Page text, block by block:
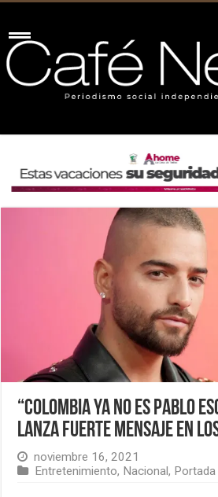
“Colombia ya no es Pablo
lanza fuerte mensaje en los
noviembre 16, 2021
Entretenimiento, Nacional, Portada